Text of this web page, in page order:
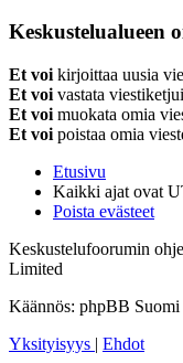
Keskustelualueen
Et voi kirjoittaa uusia
Et voi vastata
Et voi muokata omia
Et voi poistaa omia
Etusivu
Kaikki ajat ovat
Poista evästeet
Keskustelufoorumin
Limited
Käännös: phpBB
Yksityisyys | Ehdot